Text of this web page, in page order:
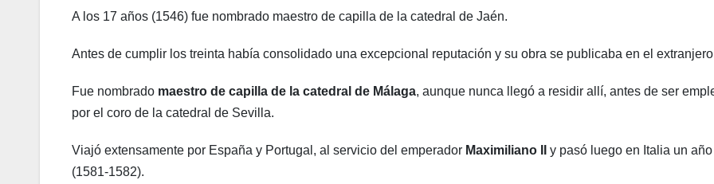
A los 17 años (1546) fue nombrado maestro de capilla de la catedral de Jaén.
Antes de cumplir los treinta había consolidado una excepcional reputación y su obra se publicaba en el
Fue nombrado maestro de capilla de la catedral de Málaga, aunque nunca llegó a residir allí, antes de ser
por el coro de la catedral de Sevilla.
Viajó extensamente por España y Portugal, al servicio del emperador Maximiliano II
y pasó luego en Italia un año
(1581-1582).